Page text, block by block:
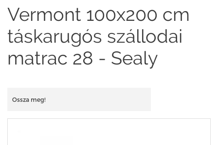
Vermont 100x200 cm
táskarugós szállodai
matrac 28 - Sealy
Ossza meg!